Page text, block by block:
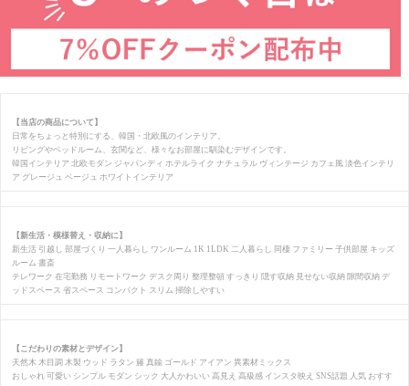
【当店の商品について】
日常をちょっと特別にする、韓国・北欧風のインテリア。
リビングやベッドルーム、玄関など、様々なお部屋に馴染むデザインです。
韓国インテリア 北欧モダン ジャパンディ ホテルライク ナチュラル ヴィンテージ カフェ風 淡色インテリ
ア グレージュ ベージュ ホワイトインテリア
【新生活・模様替え・収納に】
新生活 引越し 部屋づくり 一人暮らし ワンルーム 1K 1LDK 二人暮らし 同棲 ファミリー 子供部屋 キッズ
ルーム 書斎
テレワーク 在宅勤務 リモートワーク デスク周り 整理整頓 すっきり 隠す収納 見せない収納 隙間収納 デ
ッドスペース 省スペース コンパクト スリム 掃除しやすい
【こだわりの素材とデザイン】
天然木 木目調 木製 ウッド ラタン 籐 真鍮 ゴールド アイアン 異素材ミックス
おしゃれ 可愛い シンプル モダン シック 大人かわいい 高見え 高級感 インスタ映え SNS話題 人気 おすす